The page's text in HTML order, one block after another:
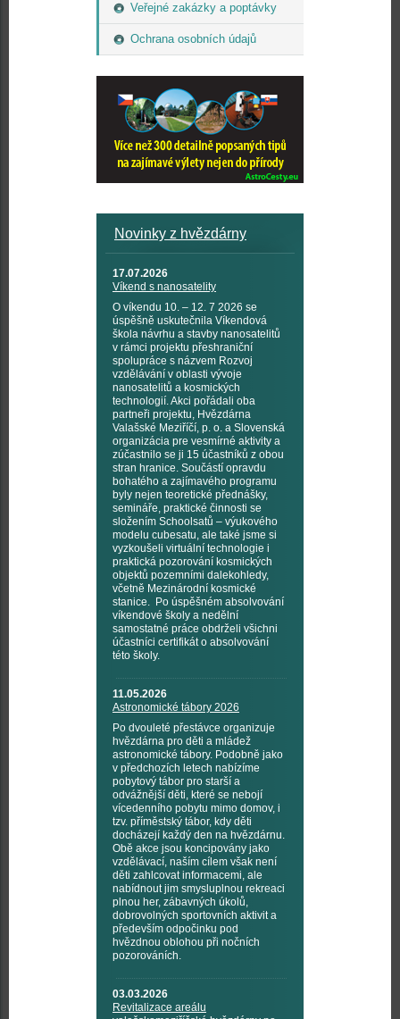
Veřejné zakázky a poptávky
Ochrana osobních údajů
Novinky z hvězdárny
17.07.2026
Víkend s nanosatelity
O víkendu 10. – 12. 7 2026 se
úspěšně uskutečnila Víkendová
škola návrhu a stavby nanosatelitů
v rámci projektu přeshraniční
spolupráce s názvem Rozvoj
vzdělávání v oblasti vývoje
nanosatelitů a kosmických
technologií. Akci pořádali oba
partneři projektu, Hvězdárna
Valašské Meziříčí, p. o. a Slovenská
organizácia pre vesmírné aktivity a
zúčastnilo se ji 15 účastníků z obou
stran hranice. Součástí opravdu
bohatého a zajímavého programu
byly nejen teoretické přednášky,
semináře, praktické činnosti se
složením Schoolsatů – výukového
modelu cubesatu, ale také jsme si
vyzkoušeli virtuální technologie i
praktická pozorování kosmických
objektů pozemními dalekohledy,
včetně Mezinárodní kosmické
stanice. Po úspěšném absolvování
víkendové školy a nedělní
samostatné práce obdrželi všichni
účastníci certifikát o absolvování
této školy.
11.05.2026
Astronomické tábory 2026
Po dvouleté přestávce organizuje
hvězdárna pro děti a mládež
astronomické tábory. Podobně jako
v předchozích letech nabízíme
pobytový tábor pro starší a
odvážnější děti, které se nebojí
vícedenního pobytu mimo domov, i
tzv. příměstský tábor, kdy děti
docházejí každý den na hvězdárnu.
Obě akce jsou koncipovány jako
vzdělávací, naším cílem však není
děti zahlcovat informacemi, ale
nabídnout jim smysluplnou rekreaci
plnou her, zábavných úkolů,
dobrovolných sportovních aktivit a
především odpočinku pod
hvězdnou oblohou při nočních
pozorováních.
03.03.2026
Revitalizace areálu